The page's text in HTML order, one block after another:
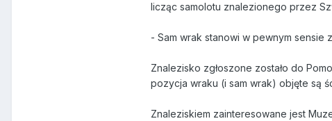
licząc samolotu znalezionego przez
- Sam wrak stanowi w pewnym
Znalezisko zgłoszone zostało do
pozycja wraku (i sam wrak) objęte są
Znaleziskiem zainteresowane jest